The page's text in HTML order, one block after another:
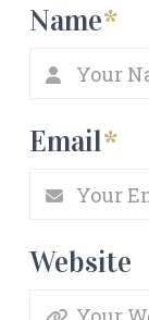
Name*
Email*
Website